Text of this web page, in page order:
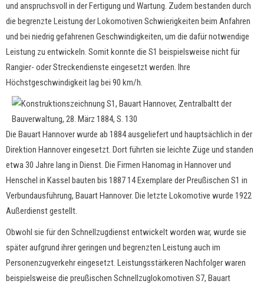
und anspruchsvoll in der Fertigung und Wartung. Zudem bestanden durch
die begrenzte Leistung der Lokomotiven Schwierigkeiten beim Anfahren
und bei niedrig gefahrenen Geschwindigkeiten, um die dafür notwendige
Leistung zu entwickeln. Somit konnte die S1 beispielsweise nicht für
Rangier- oder Streckendienste eingesetzt werden. Ihre
Höchstgeschwindigkeit lag bei 90 km/h.
Die Bauart Hannover wurde ab 1884 ausgeliefert und hauptsächlich in der
Direktion Hannover eingesetzt. Dort führten sie leichte Züge und standen
etwa 30 Jahre lang in Dienst. Die Firmen Hanomag in Hannover und
Henschel in Kassel bauten bis 1887 14 Exemplare der Preußischen S1 in
Verbundausführung, Bauart Hannover. Die letzte Lokomotive wurde 1922
Außerdienst gestellt.
Obwohl sie für den Schnellzugdienst entwickelt worden war, wurde sie
später aufgrund ihrer geringen und begrenzten Leistung auch im
Personenzugverkehr eingesetzt. Leistungsstärkeren Nachfolger waren
beispielsweise die preußischen Schnellzuglokomotiven S7, Bauart